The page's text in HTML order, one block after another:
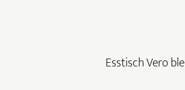
Esstisch Vero